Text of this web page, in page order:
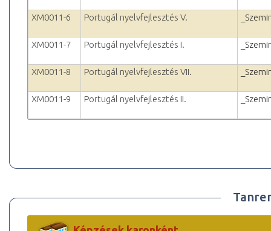
XM0011-6 Portugál nyelvfejlesztés V.
XM0011-7 Portugál nyelvfejlesztés I.
XM0011-8 Portugál nyelvfejlesztés VII.
XM0011-9 Portugál nyelvfejlesztés II.